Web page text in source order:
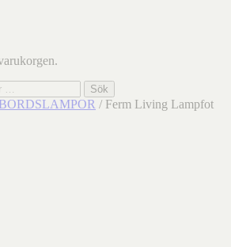
Sök
BORDSLAMPOR / Ferm Living Lampfot